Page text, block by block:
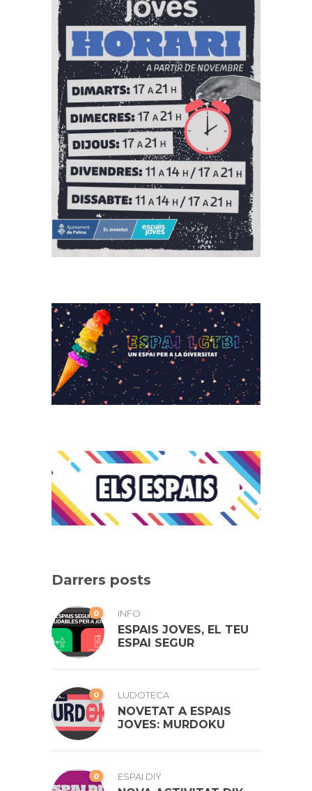
Darrers posts
0 INFO
ESPAIS JOVES, EL TEU
ESPAI SEGUR
0 LUDOTECA
NOVETAT A ESPAIS
JOVES: MURDOKU
0 ESPAI DIY